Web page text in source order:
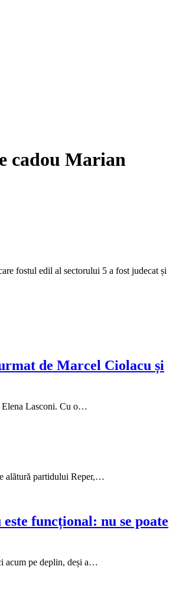
cadou Marian
fostul edil al sectorului 5 a fost judecat și
de Marcel Ciolacu și
Elena Lasconi. Cu o…
alătură partidului Reper,…
funcțional: nu se poate
acum pe deplin, deși a…